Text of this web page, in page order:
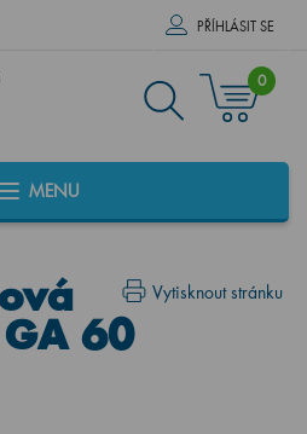
PŘÍHLÁSIT SE
0
MENU
Vytisknout stránku
60